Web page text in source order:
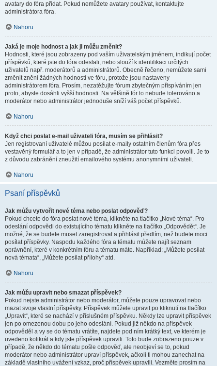
avatary do fóra přidat. Pokud nemůžete avatary používat, kontaktujte
administrátora fóra.
Nahoru
Jaká je moje hodnost a jak ji můžu změnit?
Hodnosti, které jsou zobrazeny pod vaším uživatelským jménem, indikují počet
příspěvků, které jste do fóra odeslali, nebo slouží k identifikaci určitých
uživatelů např. moderátorů a administrátorů. Obecně řečeno, nemůžete sami
změnit znění žádných hodností ve fóru, protože jsou nastaveny
administrátorem fóra. Prosím, nezatěžujte fórum zbytečným přispíváním jen
proto, abyste dosáhli vyšší hodnosti. Na většině fór to nebude tolerováno a
moderátor nebo administrátor jednoduše sníží váš počet příspěvků.
Nahoru
Když chci poslat e-mail uživateli fóra, musím se přihlásit?
Jen registrovaní uživatelé můžou posílat e-maily ostatním členům fóra přes
vestavěný formulář a to jen v případě, že administrátor tuto funkci povolil. Je to
z důvodu zabránění zneužití emailového systému anonymními uživateli.
Nahoru
Psaní příspěvků
Jak můžu vytvořit nové téma nebo poslat odpověď?
Pokud chcete do fóra poslat nové téma, klikněte na tlačítko „Nové téma“. Pro
odeslání odpovědi do existujícího tématu klikněte na tlačítko „Odpovědět“. Je
možné, že se budete muset zaregistrovat a přihlásit předtím, než budete moci
posílat příspěvky. Naspodu každého fóra a tématu můžete najít seznam
oprávnění, které v konkrétním fóru a tématu máte. Například: „Můžete posílat
nová témata“, „Můžete posílat přílohy“ atd.
Nahoru
Jak můžu upravit nebo smazat příspěvek?
Pokud nejste administrátor nebo moderátor, můžete pouze upravovat nebo
mazat svoje vlastní příspěvky. Příspěvek můžete upravit po kliknutí na tlačítko
„Upravit“, které se nachází v příslušném příspěvku. Někdy lze upravit příspěvek
jen po omezenou dobu po jeho odeslání. Pokud již někdo na příspěvek
odpověděl a vy se do tématu vrátíte, najdete pod ním krátký text, ve kterém je
uvedeno kolikrát a kdy jste příspěvek upravili. Toto bude zobrazeno pouze v
případě, že někdo do tématu pošle odpověď, ale neobjeví se to, pokud
moderátor nebo administrátor upraví příspěvek, ačkoli ti mohou zanechat na
základě vlastního uvážení vzkaz, proč příspěvek upravili. Vezměte prosím na